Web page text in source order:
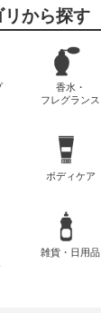
リから探す
香水・
フレグランス
ボディケア
雑貨・日用品